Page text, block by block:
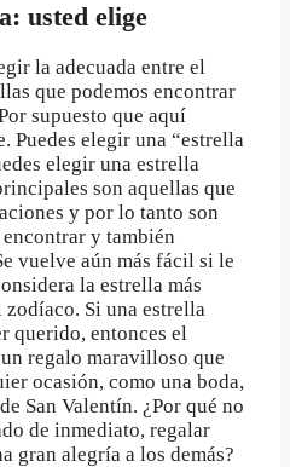
usted elige
la adecuada entre el
que podemos encontrar
supuesto que aquí
Puedes elegir una “estrella
elegir una estrella
son aquellas que
y por lo tanto son
y también
vuelve aún más fácil si le
la estrella más
Si una estrella
querido, entonces el
regalo maravilloso que
ocasión, como una boda,
San Valentín. ¿Por qué no
de inmediato, regalar
gran alegría a los demás?